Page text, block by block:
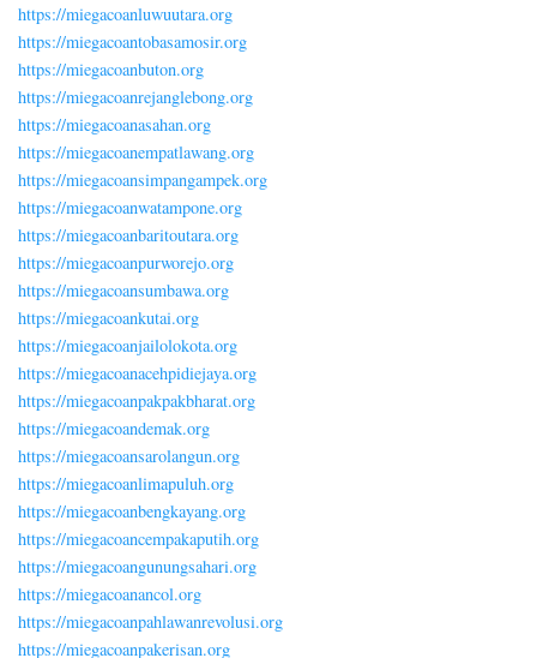
https://miegacoanluwuutara.org
https://miegacoantobasamosir.org
https://miegacoanbuton.org
https://miegacoanrejanglebong.org
https://miegacoanasahan.org
https://miegacoanempatlawang.org
https://miegacoansimpangampek.org
https://miegacoanwatampone.org
https://miegacoanbaritoutara.org
https://miegacoanpurworejo.org
https://miegacoansumbawa.org
https://miegacoankutai.org
https://miegacoanjailolokota.org
https://miegacoanacehpidiejaya.org
https://miegacoanpakpakbharat.org
https://miegacoandemak.org
https://miegacoansarolangun.org
https://miegacoanlimapuluh.org
https://miegacoanbengkayang.org
https://miegacoancempakaputih.org
https://miegacoangunungsahari.org
https://miegacoanancol.org
https://miegacoanpahlawanrevolusi.org
https://miegacoanpakerisan.org